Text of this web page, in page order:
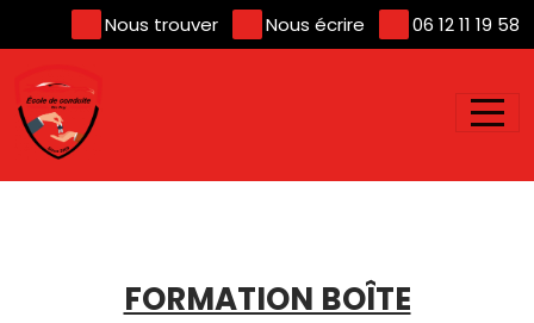
Panneau de gestion des cookies
Nous trouver Nous écrire 06 12 11 19 58
FORMATION BOÎTE